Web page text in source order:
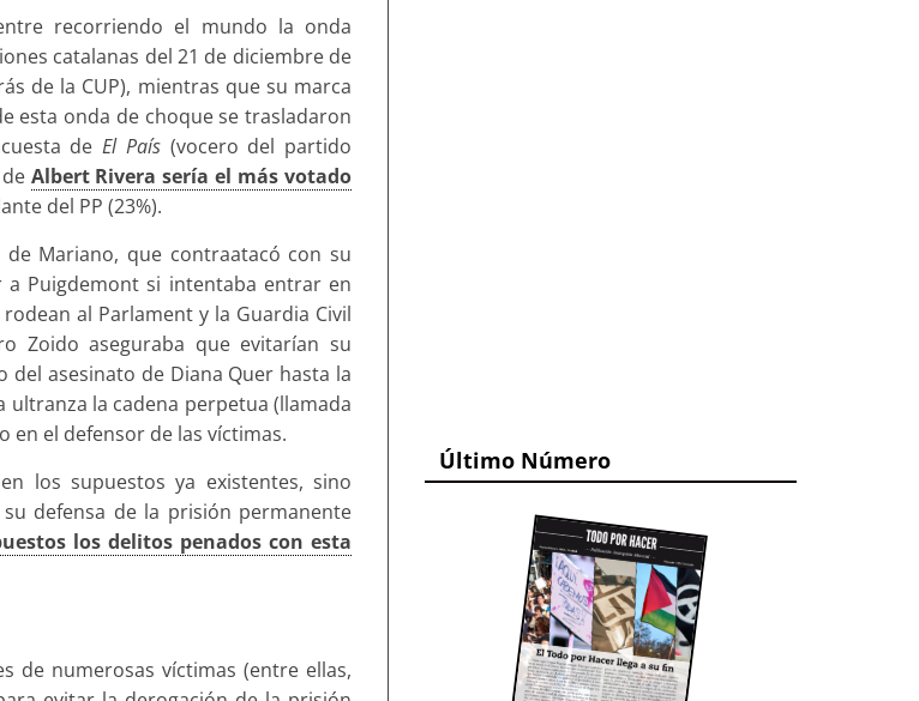
recorriendo el mundo la onda
catalanas del 21 de diciembre de
de la CUP), mientras que su marca
esta onda de choque se trasladaron
de El País(vocero del partido
Albert Rivera sería el más votado
del PP (23%).
Mariano, que contraatacó con su
Puigdemont si intentaba entrar en
al Parlament y la Guardia Civil
Zoido aseguraba que evitarían su
del asesinato de Diana Quer hasta la
ultranza la cadena perpetua (llamada
en el defensor de las víctimas.
los supuestos ya existentes, sino
defensa de la prisión permanente
los delitos penados con esta
de numerosas víctimas (entre ellas,
Último Número